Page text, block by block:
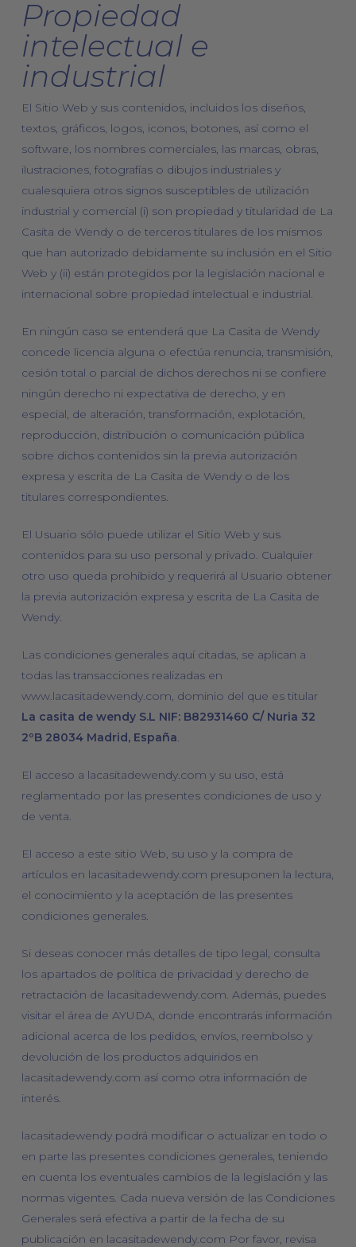
Propiedad
intelectual e
industrial
El Sitio Web y sus contenidos, incluidos los diseños,
textos, gráficos, logos, iconos, botones, así como el
software, los nombres comerciales, las marcas, obras,
ilustraciones, fotografías o dibujos industriales y
cualesquiera otros signos susceptibles de utilización
industrial y comercial (i) son propiedad y titularidad de La
Casita de Wendy o de terceros titulares de los mismos
que han autorizado debidamente su inclusión en el Sitio
Web y (ii) están protegidos por la legislación nacional e
internacional sobre propiedad intelectual e industrial.
En ningún caso se entenderá que La Casita de Wendy
concede licencia alguna o efectúa renuncia, transmisión,
cesión total o parcial de dichos derechos ni se confiere
ningún derecho ni expectativa de derecho, y en
especial, de alteración, transformación, explotación,
reproducción, distribución o comunicación pública
sobre dichos contenidos sin la previa autorización
expresa y escrita de La Casita de Wendy o de los
titulares correspondientes.
El Usuario sólo puede utilizar el Sitio Web y sus
contenidos para su uso personal y privado. Cualquier
otro uso queda prohibido y requerirá al Usuario obtener
la previa autorización expresa y escrita de La Casita de
Wendy.
Las condiciones generales aquí citadas, se aplican a
todas las transacciones realizadas en
www.lacasitadewendy.com, dominio del que es titular
La casita de wendy S.L NIF: B82931460 C/ Nuria 32
2ºB 28034 Madrid, España.
El acceso a lacasitadewendy.com y su uso, está
reglamentado por las presentes condiciones de uso y
de venta.
El acceso a este sitio Web, su uso y la compra de
artículos en lacasitadewendy.com presuponen la lectura,
el conocimiento y la aceptación de las presentes
condiciones generales.
Si deseas conocer más detalles de tipo legal, consulta
los apartados de política de privacidad y derecho de
retractación de lacasitadewendy.com. Además, puedes
visitar el área de AYUDA, donde encontrarás información
adicional acerca de los pedidos, envíos, reembolso y
devolución de los productos adquiridos en
lacasitadewendy.com así como otra información de
interés.
lacasitadewendy podrá modificar o actualizar en todo o
en parte las presentes condiciones generales, teniendo
en cuenta los eventuales cambios de la legislación y las
normas vigentes. Cada nueva versión de las Condiciones
Generales será efectiva a partir de la fecha de su
publicación en lacasitadewendy.com Por favor, revisa